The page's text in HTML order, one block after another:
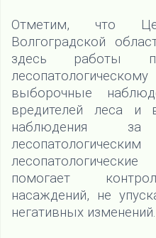
Отметим, что
Волгоградской
здесь работы по
выборочные
вредителей леса и
наблюдения
помогает
насаждений, не
негативных изменений.